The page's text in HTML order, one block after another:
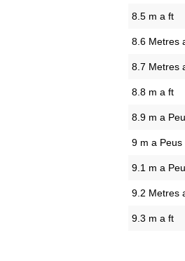
8.5 m a ft
8.6 Metres
8.7 Metres
8.8 m a ft
8.9 m a
9 m a Peus
9.1 m a
9.2 Metres
9.3 m a ft